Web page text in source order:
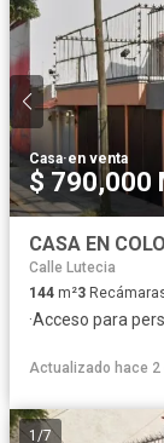
Casa·en venta
$ 790,000
Calle Lutecia
144 m²3
·Acceso para
Actualizado hace 2
1 /7